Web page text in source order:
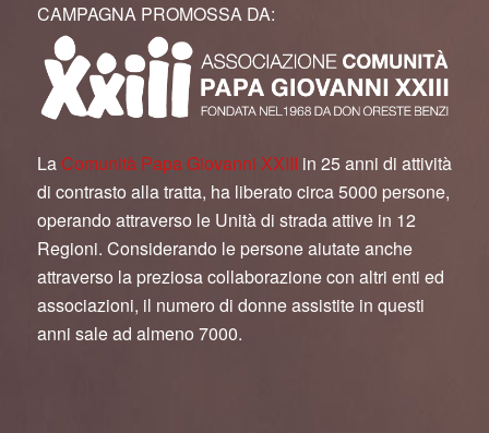
CAMPAGNA PROMOSSA DA:
La Comunità Papa Giovanni XXIII in 25 anni di attività
di contrasto alla tratta, ha liberato circa 5000 persone,
operando attraverso le Unità di strada attive in 12
Regioni. Considerando le persone aiutate anche
attraverso la preziosa collaborazione con altri enti ed
associazioni, il numero di donne assistite in questi
anni sale ad almeno 7000.